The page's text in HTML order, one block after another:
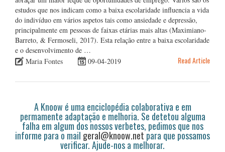
estudos que nos indicam como a baixa escolaridade influencia a vida
do indivíduo em vários aspetos tais como ansiedade e depressão,
principalmente em pessoas de faixas etárias mais altas (Maximiano-
Barreto, & Fermoseli, 2017). Esta relação entre a baixa escolaridade
e o desenvolvimento de …
Maria Fontes
09-04-2019 Read Article
A Knoow é uma enciclopédia colaborativa e em
permamente adaptação e melhoria. Se detetou alguma
falha em algum dos nossos verbetes, pedimos que nos
informe para o mail geral@knoow.netpara que possamos
verificar. Ajude-nos a melhorar.